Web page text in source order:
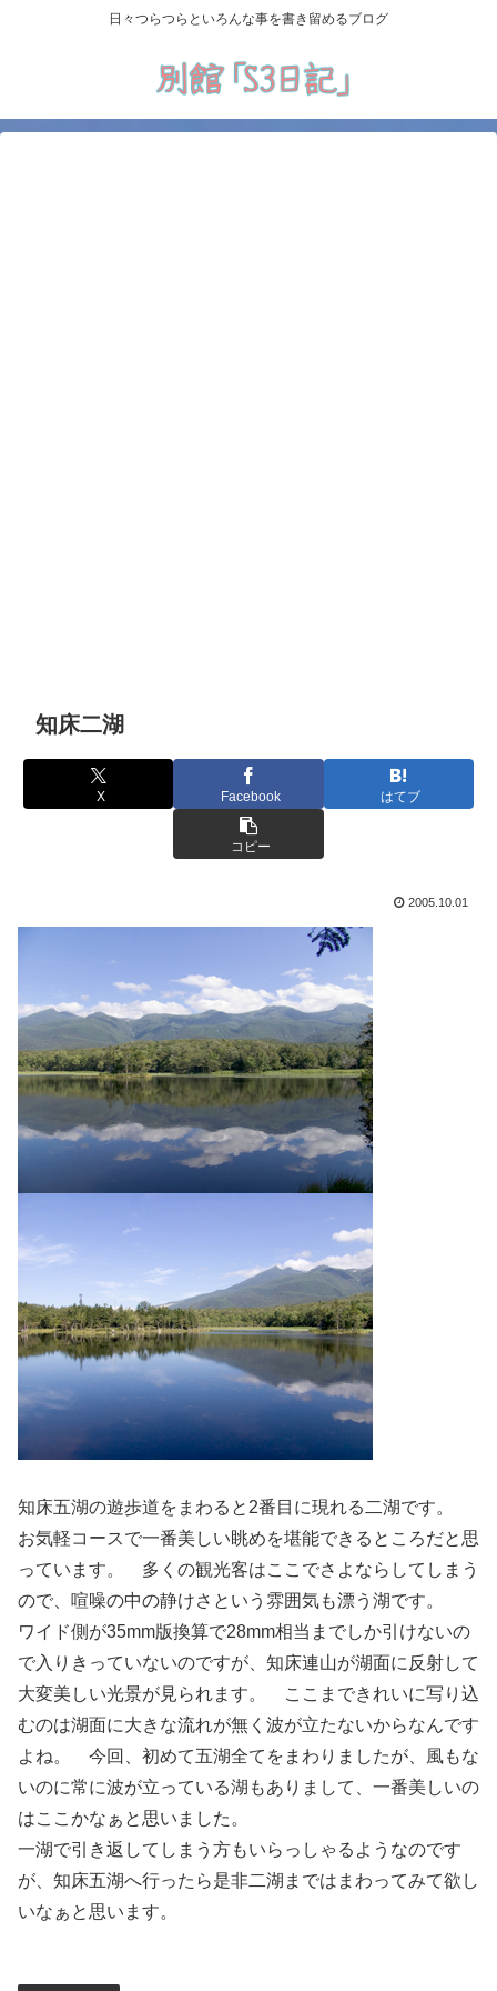
日々つらつらといろんな事を書き留めるブログ
知床二湖
X Facebook はてブ
コピー
2005.10.01
知床五湖の遊歩道をまわると2番目に現れる二湖です。
お気軽コースで一番美しい眺めを堪能できるところだと思
っています。 多くの観光客はここでさよならしてしまう
ので、喧噪の中の静けさという雰囲気も漂う湖です。
ワイド側が35mm版換算で28mm相当までしか引けないの
で入りきっていないのですが、知床連山が湖面に反射して
大変美しい光景が見られます。 ここまできれいに写り込
むのは湖面に大きな流れが無く波が立たないからなんです
よね。 今回、初めて五湖全てをまわりましたが、風もな
いのに常に波が立っている湖もありまして、一番美しいの
はここかなぁと思いました。
一湖で引き返してしまう方もいらっしゃるようなのです
が、知床五湖へ行ったら是非二湖まではまわってみて欲し
いなぁと思います。